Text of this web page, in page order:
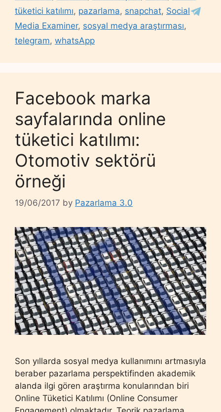
tüketici katılımı, pazarlama, snapchat, Social
Media Examiner, sosyal medya araştırması,
telegram, whatsApp
Facebook marka
sayfalarında online
tüketici katılımı:
Otomotiv sektörü
örneği
19/06/2017 by Pazarlama 3.0
Son yıllarda sosyal medya kullanımını artmasıyla
beraber pazarlama perspektifinden akademik
alanda ilgi gören araştırma konularından biri
Online Tüketici Katılımı (Online Consumer